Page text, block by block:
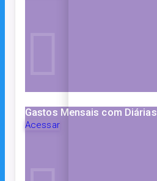
Gastos Mensais com Diárias
Acessar